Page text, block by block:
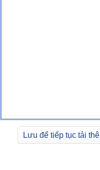
Lưu để tiếp tục tải